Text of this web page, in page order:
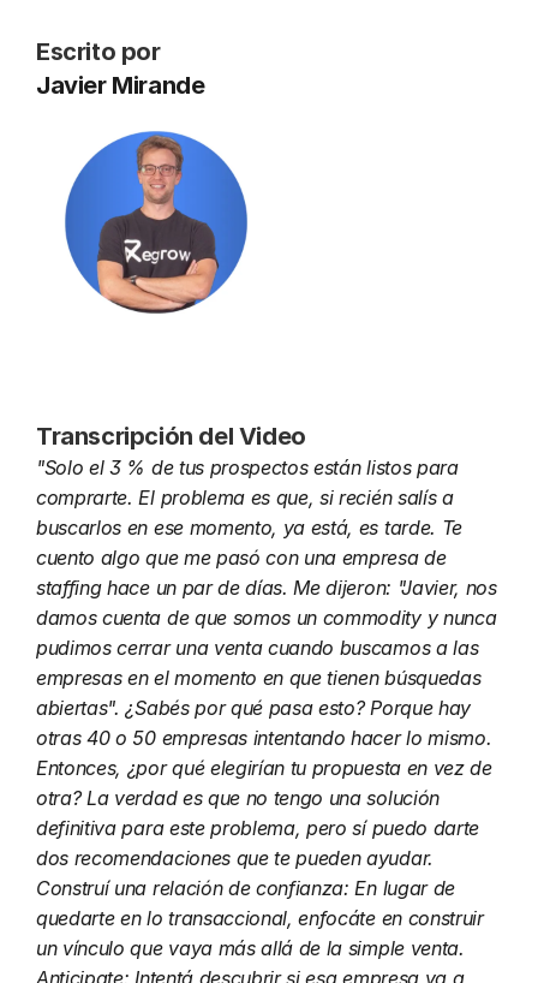
Escrito por
Javier Mirande
Transcripción del Video
"Solo el 3 % de tus prospectos están listos para
comprarte. El problema es que, si recién salís a
buscarlos en ese momento, ya está, es tarde. Te
cuento algo que me pasó con una empresa de
staffing hace un par de días. Me dijeron: "Javier, nos
damos cuenta de que somos un commodity y nunca
pudimos cerrar una venta cuando buscamos a las
empresas en el momento en que tienen búsquedas
abiertas". ¿Sabés por qué pasa esto? Porque hay
otras 40 o 50 empresas intentando hacer lo mismo.
Entonces, ¿por qué elegirían tu propuesta en vez de
otra? La verdad es que no tengo una solución
definitiva para este problema, pero sí puedo darte
dos recomendaciones que te pueden ayudar.
Construí una relación de confianza: En lugar de
quedarte en lo transaccional, enfocáte en construir
un vínculo que vaya más allá de la simple venta.
Anticipate: Intentá descubrir si esa empresa va a